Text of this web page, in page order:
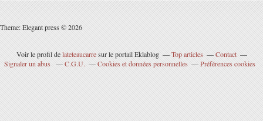
Theme: Elegant press © 2026
Voir le profil delateteaucarresur le portail Eklablog Top articles
Contact
Signaler un abus
C.G.U. Cookies et données personnelles Préférences cookies